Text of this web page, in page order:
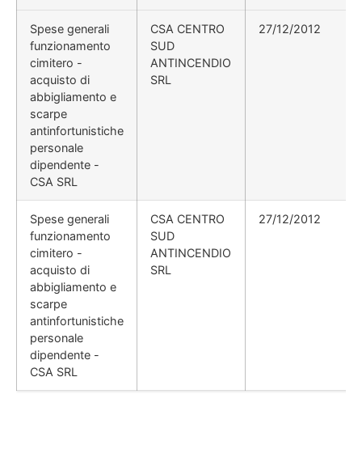
Spese generali
funzionamento
cimitero -
acquisto di
abbigliamento e
scarpe
antinfortunistiche
personale
dipendente -
CSA SRL
CSA CENTRO
SUD
ANTINCENDIO
SRL
27/12/2012
Spese generali
funzionamento
cimitero -
acquisto di
abbigliamento e
scarpe
antinfortunistiche
personale
dipendente -
CSA SRL
CSA CENTRO
SUD
ANTINCENDIO
SRL
27/12/2012